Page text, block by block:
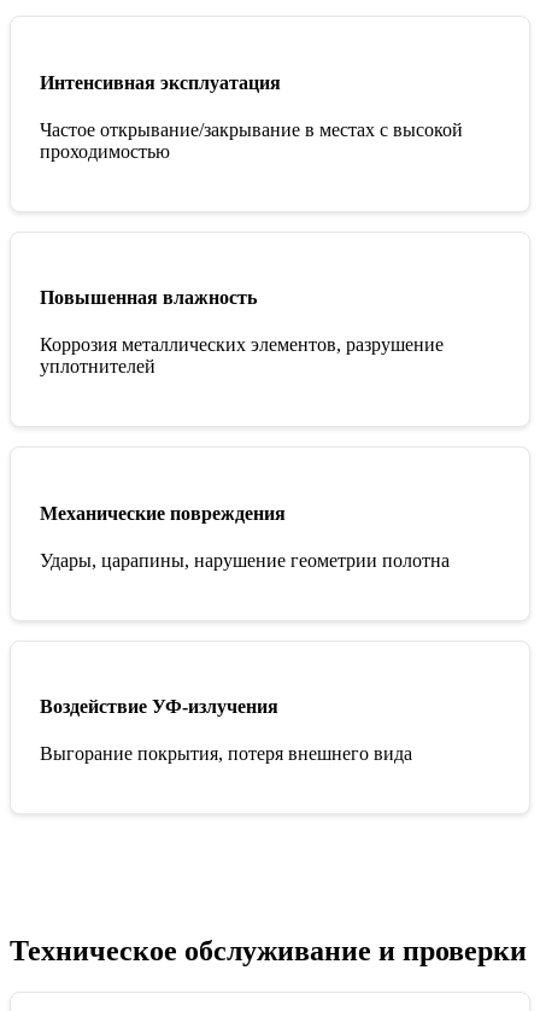
Интенсивная эксплуатация
Частое открывание/закрывание в местах с высокой
проходимостью
Повышенная влажность
Коррозия металлических элементов, разрушение
уплотнителей
Механические повреждения
Удары, царапины, нарушение геометрии полотна
Воздействие УФ-излучения
Выгорание покрытия, потеря внешнего вида
Техническое обслуживание и проверки